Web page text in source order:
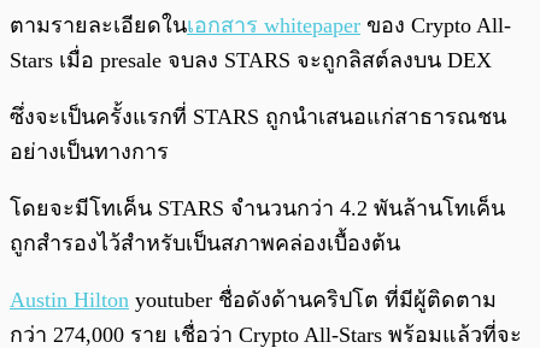
ตามรายละเอียดในเอกสาร whitepaper ของ Crypto All-
Stars เมื่อ presale จบลง STARS จะถูกลิสต์ลงบน DEX
ซึ่งจะเป็นครั้งแรกที่ STARS ถูกนำเสนอแก่สาธารณชน
อย่างเป็นทางการ
โดยจะมีโทเค็น STARS จำนวนกว่า 4.2 พันล้านโทเค็น
ถูกสำรองไว้สำหรับเป็นสภาพคล่องเบื้องต้น
Austin Hilton youtuber ชื่อดังด้านคริปโต ที่มีผู้ติดตาม
กว่า 274,000 ราย เชื่อว่า Crypto All-Stars พร้อมแล้วที่จะ